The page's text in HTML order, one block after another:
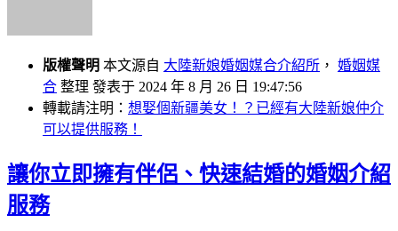
版權聲明 本文源自 大陸新娘婚姻媒合介紹所 ， 婚姻媒
合 整理 發表于 2024 年 8 月 26 日 19:47:56
轉載請注明： 想娶個新疆美女！？已經有大陸新娘仲介
可以提供服務！
讓你立即擁有伴侶、快速結婚的婚姻介紹
服務